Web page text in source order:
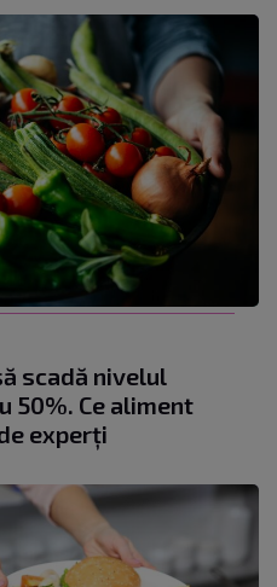
scadă nivelul
50%. Ce aliment
experți